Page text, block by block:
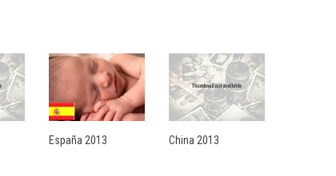
España 2013 China 2013